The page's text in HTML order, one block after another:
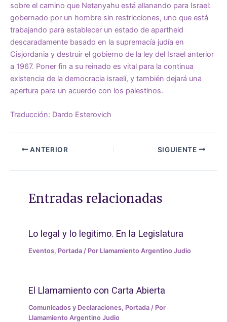
sobre el camino que Netanyahu está allanando para Israel:
gobernado por un hombre sin restricciones, uno que está
trabajando para establecer un estado de apartheid
descaradamente basado en la supremacía judía en
Cisjordania y destruir el gobierno de la ley del Israel anterior
a 1967. Poner fin a su reinado es vital para la continua
existencia de la democracia israelí, y también dejará una
apertura para un acuerdo con los palestinos.
Traducción: Dardo Esterovich
ANTERIOR SIGUIENTE
Entradas relacionadas
Lo legal y lo legitimo. En la Legislatura
Eventos, Portada / Por Llamamiento Argentino Judio
El Llamamiento con Carta Abierta
Comunicados y Declaraciones, Portada / Por
Llamamiento Argentino Judio